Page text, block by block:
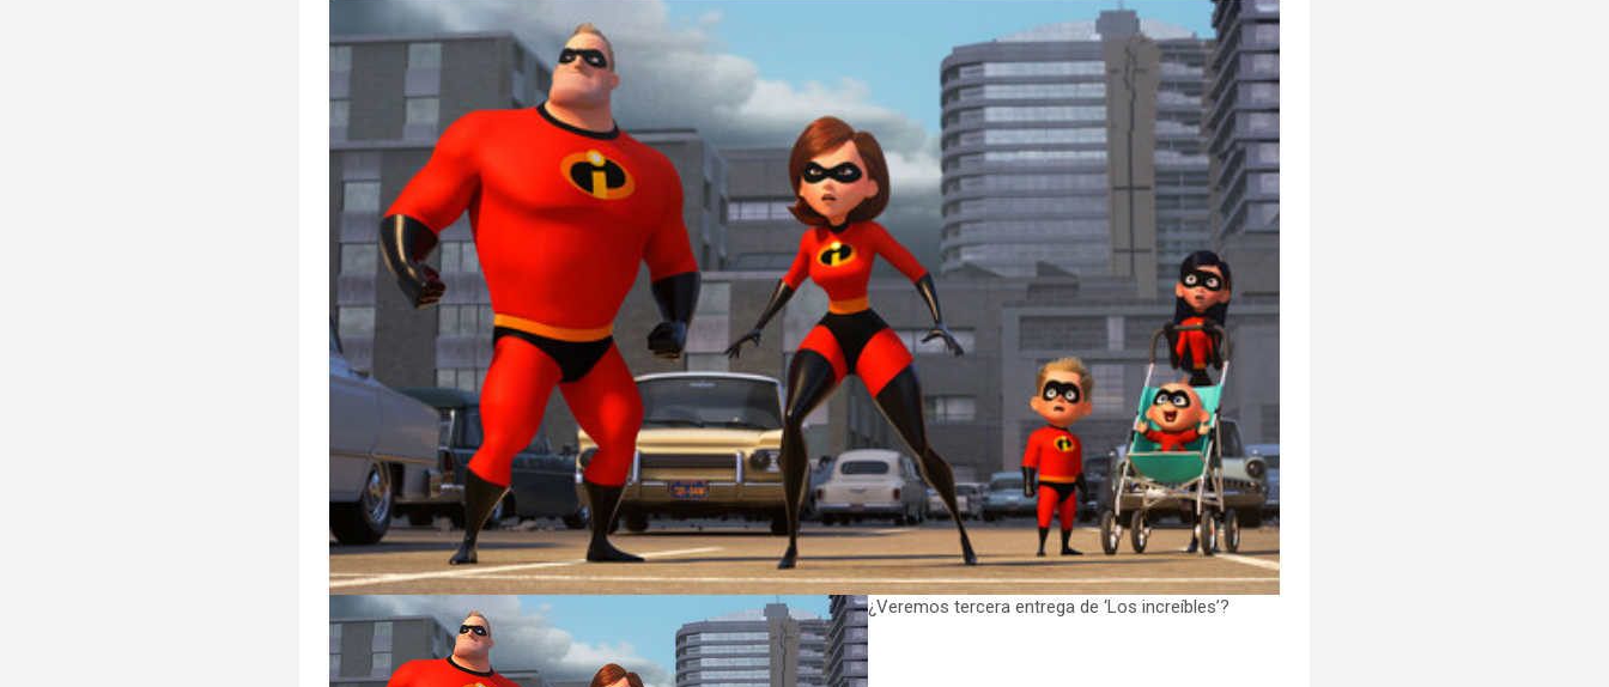
¿Veremos tercera entrega de ‘Los increíbles’?